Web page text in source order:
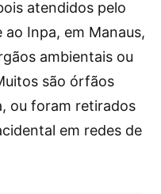
atendidos pelo
Inpa, em Manaus,
ambientais ou
são órfãos
ou foram retirados
em redes de